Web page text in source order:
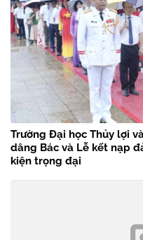
Trường Đại học Thủy lợi
dâng Bác và Lễ kết nạp
kiện trọng đại